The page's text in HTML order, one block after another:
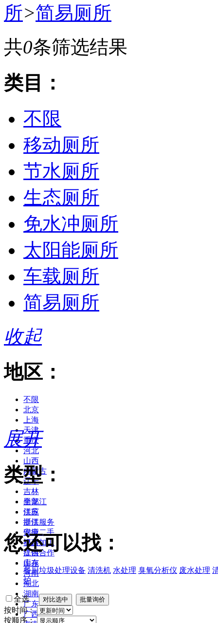
所>简易厕所
共0条筛选结果
类目：
不限
移动厕所
节水厕所
生态厕所
免水冲厕所
太阳能厕所
车载厕所
简易厕所
收起
地区：
不限
北京
上海
天津
重庆
河北
山西
内蒙古
辽宁
吉林
黑龙江
江苏
浙江
安徽
福建
江西
山东
河南
湖北
湖南
广东
广西
展开
类型：
全部
供应
提供服务
供应二手
提供加工
提供合作
库存
您还可以找：
餐厨垃圾处理设备 清洗机 水处理 臭氧分析仪 废水处理
炉
全选
按时间：
按顺序：